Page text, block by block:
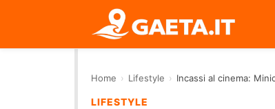
Home › Lifestyle › Incassi al cinema:
LIFESTYLE